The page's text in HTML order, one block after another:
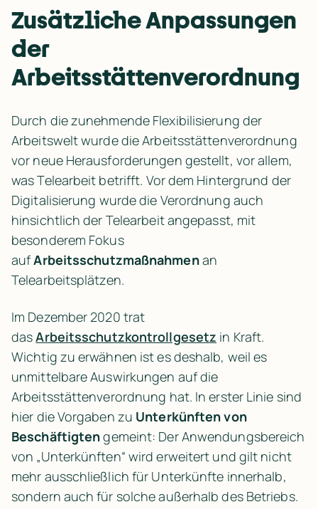
Zusätzliche Anpassungen
der
Arbeitsstättenverordnung
Durch die zunehmende Flexibilisierung der
Arbeitswelt wurde die Arbeitsstättenverordnung
vor neue Herausforderungen gestellt, vor allem,
was Telearbeit betrifft. Vor dem Hintergrund der
Digitalisierung wurde die Verordnung auch
hinsichtlich der Telearbeit angepasst, mit
besonderem Fokus
auf Arbeitsschutzmaßnahmen an
Telearbeitsplätzen.
Im Dezember 2020 trat
das Arbeitsschutzkontrollgesetz in Kraft.
Wichtig zu erwähnen ist es deshalb, weil es
unmittelbare Auswirkungen auf die
Arbeitsstättenverordnung hat. In erster Linie sind
hier die Vorgaben zu Unterkünften von
Beschäftigten gemeint: Der Anwendungsbereich
von „Unterkünften“ wird erweitert und gilt nicht
mehr ausschließlich für Unterkünfte innerhalb,
sondern auch für solche außerhalb des Betriebs.